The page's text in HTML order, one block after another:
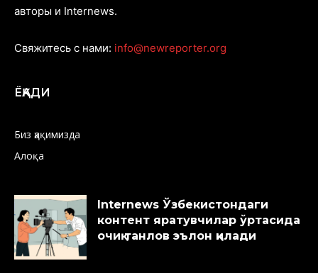
авторы и Internews.
Свяжитесь с нами: info@newreporter.org
ЁҚАДИ
Биз ҳақимизда
Алоқа
Internews Ўзбекистондаги
контент яратувчилар ўртасида
очиқ танлов эълон қилади